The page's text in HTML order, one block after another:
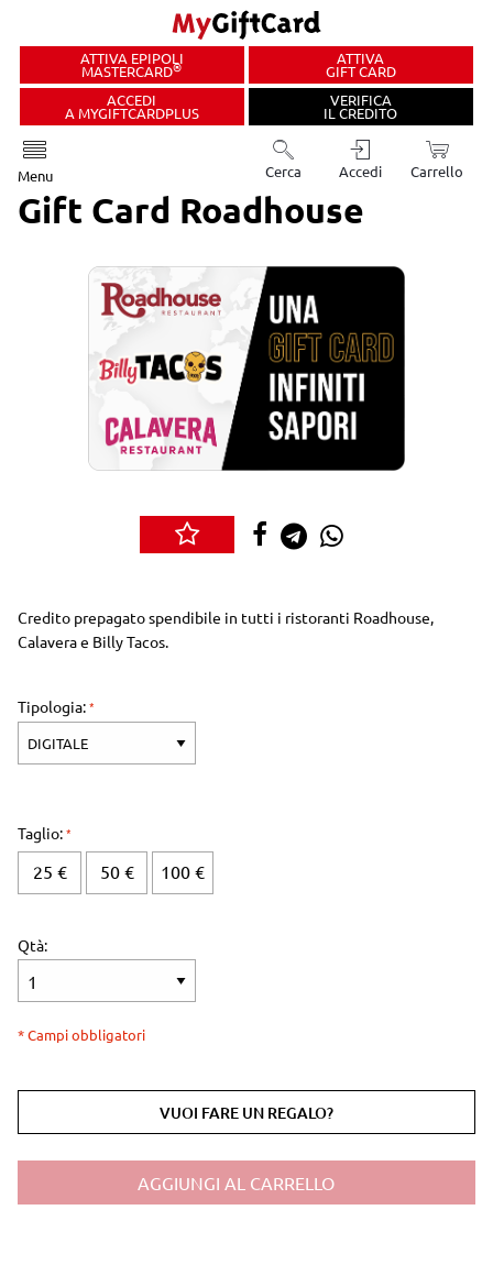
ATTIVA EPIPOLI
MASTERCARD® ATTIVA
GIFT CARD
ACCEDI
A MYGIFTCARDPLUS
VERIFICA
IL CREDITO
Menu Cerca Accedi Carrello
Gift Card Roadhouse
Credito prepagato spendibile in tutti i ristoranti Roadhouse,
Calavera e Billy Tacos.
Tipologia:
Taglio:
25 € 50 € 100 €
Qtà:
* Campi obbligatori
VUOI FARE UN REGALO?
AGGIUNGI AL CARRELLO